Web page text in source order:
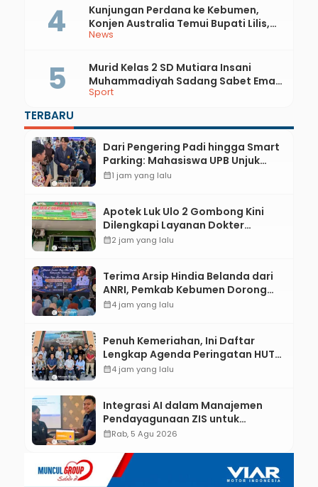
News
Kunjungan Perdana ke Kebumen,
Konjen Australia Temui Bupati Lilis,
Ini yang Dibahas
Sport
Murid Kelas 2 SD Mutiara Insani
Muhammadiyah Sadang Sabet Emas
dan Perak di Kejurda Tapak Suci
TERBARU
Dari Pengering Padi hingga Smart
Parking: Mahasiswa UPB Unjuk
Gigi Lewat Pameran CODEX 2
calendar_month1 jam yang lalu
Apotek Luk Ulo 2 Gombong Kini
Dilengkapi Layanan Dokter
Spesialis Anak
calendar_month2 jam yang lalu
Terima Arsip Hindia Belanda dari
ANRI, Pemkab Kebumen Dorong
Integrasi Sejarah, Geopark, dan
calendar_month4 jam yang lalu
Penuh Kemeriahan, Ini Daftar
Lengkap Agenda Peringatan HUT
ke-81 RI dan Hari Jadi ke-397
calendar_month4 jam yang lalu
Integrasi AI dalam Manajemen
Pendayagunaan ZIS untuk
Mendukung Realisasi IKAL
calendar_monthRab, 5 Agu 2026